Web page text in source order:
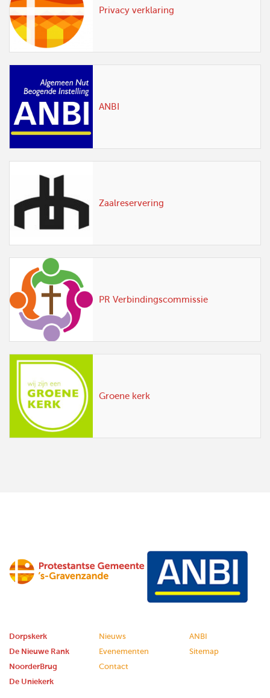
Privacy verklaring
ANBI
Zaalreservering
PR Verbindingscommissie
Groene kerk
Dorpskerk
De Nieuwe Rank
NoorderBrug
De Uniekerk
Nieuws
Evenementen
Contact
ANBI
Sitemap